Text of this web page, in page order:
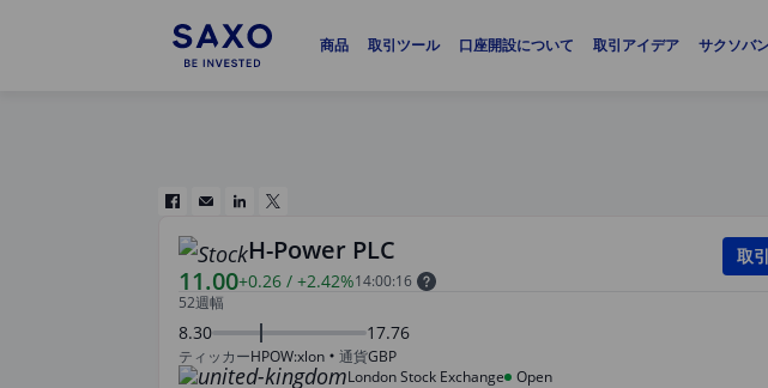
商品 取引ツール 口座開設について 取引アイデア サクソバ
H-Power PLC
11.00+0.26 / +2.42%14:00:16
取引
52週幅
8.30 17.76
ティッカーHPOW:xlon 通貨GBP
London Stock Exchange
Open